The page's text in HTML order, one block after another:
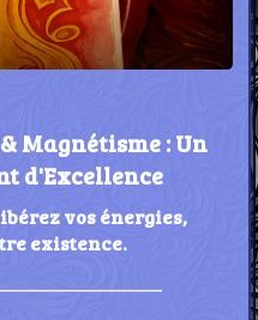
Magnétisme : Un
d'Excellence
vos énergies,
existence.